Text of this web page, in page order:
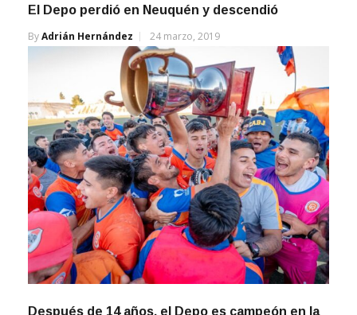
El Depo perdió en Neuquén y descendió
ByAdrián Hernández 24 marzo, 2019
Después de 14 años, el Depo es campeón en la